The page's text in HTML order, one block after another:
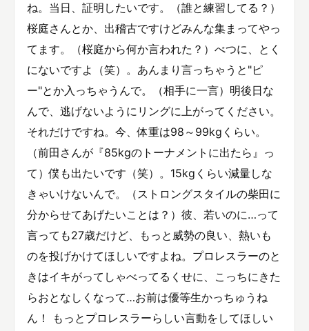
ね。当日、証明したいです。（誰と練習してる？）
桜庭さんとか、出稽古ですけどみんな集まってやっ
てます。（桜庭から何か言われた？）べつに、とく
にないですよ（笑）。あんまり言っちゃうと"ピ
ー"とか入っちゃうんで。（相手に一言）明後日な
んで、逃げないようにリングに上がってください。
それだけですね。今、体重は98～99kgくらい。
（前田さんが『85kgのトーナメントに出たら』っ
て）僕も出たいです（笑）。15kgくらい減量しな
きゃいけないんで。（ストロングスタイルの柴田に
分からせてあげたいことは？）彼、若いのに…って
言っても27歳だけど、もっと威勢の良い、熱いも
のを投げかけてほしいですよね。プロレスラーのと
きはイキがってしゃべってるくせに、こっちにきた
らおとなしくなって…お前は優等生かっちゅうね
ん！ もっとプロレスラーらしい言動をしてほしい